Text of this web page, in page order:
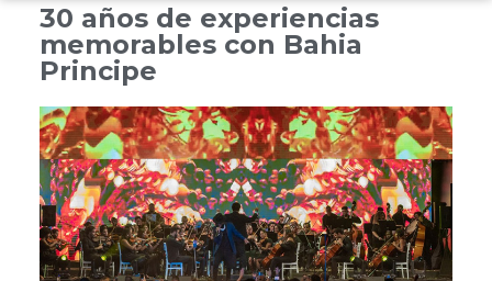
30 años de experiencias
memorables con Bahia
Principe